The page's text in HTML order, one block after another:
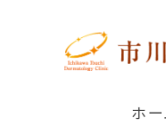
ホ